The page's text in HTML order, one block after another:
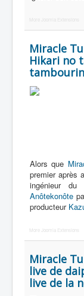
More Joomla Extensions
Miracle
Hikari no
Alors que
premier après
ingénieur
Anôtekonôte
producteur
More Joomla Extensions
Miracle
live de
live de la